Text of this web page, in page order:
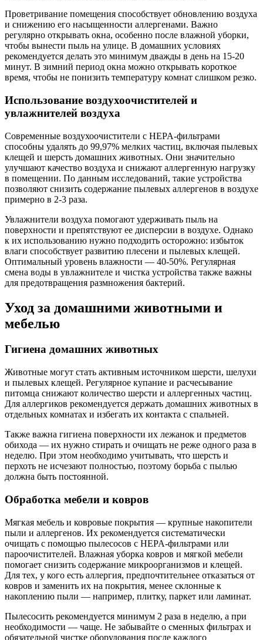
Проветривание помещения способствует обновлению воздуха
и снижению его насыщенности аллергенами. Важно
регулярно открывать окна, особенно после влажной уборки,
чтобы вынести пыль на улице. В домашних условиях
рекомендуется делать это минимум дважды в день на 15-20
минут. В зимний период окна можно открывать короткое
время, чтобы не понизить температуру комнат слишком резко.
Использование воздухоочистителей и
увлажнителей воздуха
Современные воздухоочистители с HEPA-фильтрами
способны удалять до 99,97% мелких частиц, включая пылевых
клещей и шерсть домашних животных. Они значительно
улучшают качество воздуха и снижают аллергенную нагрузку
в помещении. По данным исследований, такие устройства
позволяют снизить содержание пылевых аллергенов в воздухе
примерно в 2-3 раза.
Увлажнители воздуха помогают удерживать пыль на
поверхности и препятствуют ее дисперсии в воздухе. Однако
к их использованию нужно подходить осторожно: избыток
влаги способствует развитию плесени и пылевых клещей.
Оптимальный уровень влажности — 40-50%. Регулярная
смена воды в увлажнителе и чистка устройства также важны
для предотвращения размножения бактерий.
Уход за домашними животными и
мебелью
Гигиена домашних животных
Животные могут стать активным источником шерсти, шелухи
и пылевых клещей. Регулярное купание и расчесывание
питомца снижают количество шерсти и аллергенных частиц.
Для аллергиков рекомендуется держать домашних животных в
отдельных комнатах и избегать их контакта с спальней.
Также важна гигиена поверхности их лежанок и предметов
обихода — их нужно стирать и очищать не реже одного раза в
неделю. При этом необходимо учитывать, что шерсть и
перхоть не исчезают полностью, поэтому борьба с пылью
должна быть постоянной.
Обработка мебели и ковров
Мягкая мебель и ковровые покрытия — крупные накопители
пыли и аллергенов. Их рекомендуется систематически
очищать с помощью пылесосов с HEPA-фильтрами или
пароочистителей. Влажная уборка ковров и мягкой мебели
помогает снизить содержание микроорганизмов и клещей.
Для тех, у кого есть аллергия, предпочтительнее отказаться от
ковров и заменить их на покрытия, менее склонные к
накоплению пыли — например, плитку, паркет или ламинат.
Пылесосить рекомендуется минимум 2 раза в неделю, а при
необходимости — чаще. Не забывайте о сменных фильтрах и
обязательной чистке оборудования после каждого